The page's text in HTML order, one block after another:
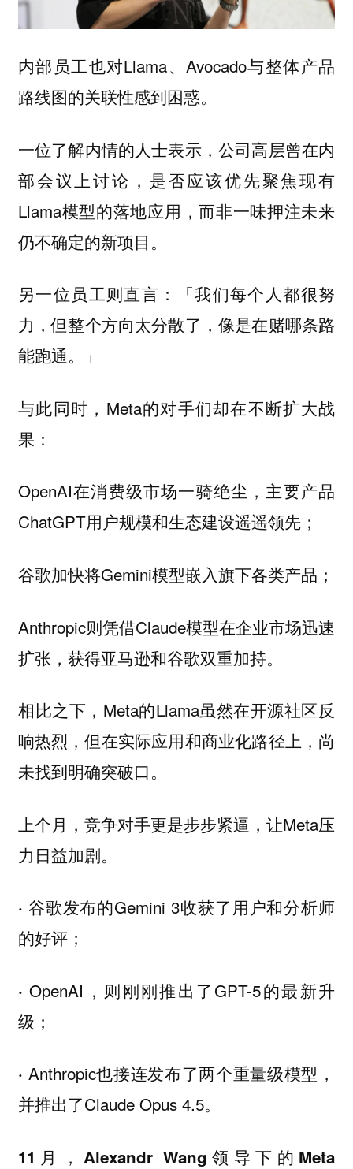
内部员工也对Llama、Avocado与整体产品
路线图的关联性感到困惑。
一位了解内情的人士表示，公司高层曾在内
部会议上讨论，是否应该优先聚焦现有
Llama模型的落地应用，而非一味押注未来
仍不确定的新项目。
另一位员工则直言：「我们每个人都很努
力，但整个方向太分散了，像是在赌哪条路
能跑通。」
与此同时，Meta的对手们却在不断扩大战
果：
OpenAI在消费级市场一骑绝尘，主要产品
ChatGPT用户规模和生态建设遥遥领先；
谷歌加快将Gemini模型嵌入旗下各类产品；
Anthropic则凭借Claude模型在企业市场迅速
扩张，获得亚马逊和谷歌双重加持。
相比之下，Meta的Llama虽然在开源社区反
响热烈，但在实际应用和商业化路径上，尚
未找到明确突破口。
上个月，竞争对手更是步步紧逼，让Meta压
力日益加剧。
· 谷歌发布的Gemini 3收获了用户和分析师
的好评；
·OpenAI，则刚刚推出了GPT-5的最新升
级；
· Anthropic也接连发布了两个重量级模型，
并推出了Claude Opus 4.5。
11月，Alexandr Wang领导下的Meta